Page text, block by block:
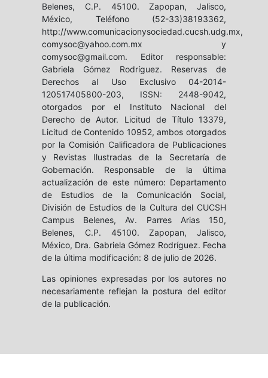
Belenes, C.P. 45100. Zapopan, Jalisco,
México, Teléfono (52-33)38193362,
http://www.comunicacionysociedad.cucsh.udg.mx,
comysoc@yahoo.com.mx y
comysoc@gmail.com. Editor responsable:
Gabriela Gómez Rodríguez. Reservas de
Derechos al Uso Exclusivo 04-2014-
120517405800-203, ISSN: 2448-9042,
otorgados por el Instituto Nacional del
Derecho de Autor. Licitud de Título 13379,
Licitud de Contenido 10952, ambos otorgados
por la Comisión Calificadora de Publicaciones
y Revistas Ilustradas de la Secretaría de
Gobernación. Responsable de la última
actualización de este número: Departamento
de Estudios de la Comunicación Social,
División de Estudios de la Cultura del CUCSH
Campus Belenes, Av. Parres Arias 150,
Belenes, C.P. 45100. Zapopan, Jalisco,
México, Dra. Gabriela Gómez Rodríguez. Fecha
de la última modificación: 8 de julio de 2026.
Las opiniones expresadas por los autores no
necesariamente reflejan la postura del editor
de la publicación.